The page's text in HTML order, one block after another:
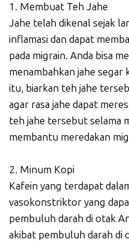
1. Membuat Teh Jahe
Jahe telah dikenal sejak
inflamasi dan dapat
pada migrain. Anda bisa
menambahkan jahe segar
itu, biarkan teh jahe
agar rasa jahe dapat
teh jahe tersebut selama
membantu meredakan
2. Minum Kopi
Kafein yang terdapat
vasokonstriktor yang
pembuluh darah di otak
akibat pembuluh darah di